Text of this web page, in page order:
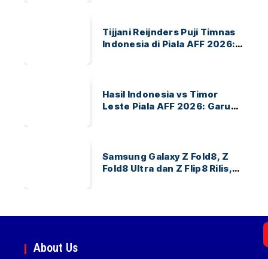
Tijjani Reijnders Puji Timnas
Indonesia di Piala AFF 2026:
Hasil Indonesia vs Timor
Leste Piala AFF 2026: Garuda
Samsung Galaxy Z Fold8, Z
Fold8 Ultra dan Z Flip8 Rilis,
About Us